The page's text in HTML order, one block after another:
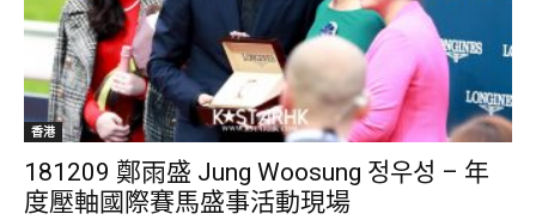
香港
181209 鄭雨盛 Jung Woosung 정우성 – 年
度壓軸國際賽馬盛事活動現場